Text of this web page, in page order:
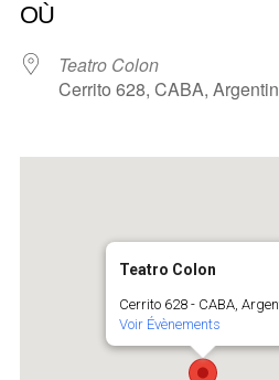
OÙ
Teatro Colon
Cerrito 628, CABA,
Teatro Colon
Cerrito 628 - CABA,
Voir Évènements